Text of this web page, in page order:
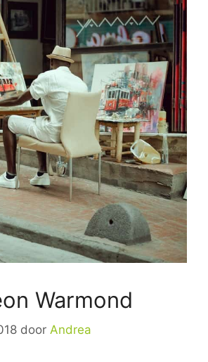
Warmond
door Andrea